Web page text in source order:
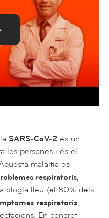
SARS-CoV-2 és un
les persones i és el
malaltia es
respiratoris,
lleu (el 80% dels
respiratoris
En concret,